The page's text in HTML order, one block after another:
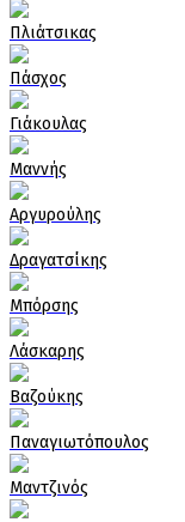
Πλιάτσικας
Πάσχος
Γιάκουλας
Μαννής
Αργυρούλης
Δραγατσίκης
Μπόρσης
Λάσκαρης
Βαζούκης
Παναγιωτόπουλος
Μαντζινός